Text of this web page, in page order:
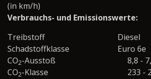
(in km/h)
Verbrauchs- und Emissionswerte:
Treibstoff
Diesel
Schadstoffklasse
Euro 6e
CO2-Ausstoß
8,8 -
CO2-Klasse 233 -